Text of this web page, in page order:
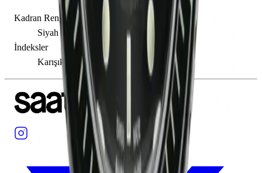
Kadran Rengi
Siyah
İndeksler
Karışık